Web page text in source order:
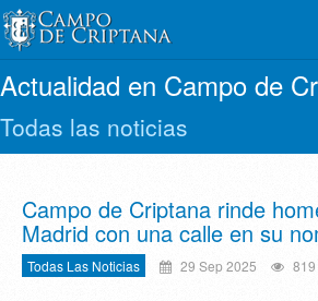
Actualidad en Campo de
Todas las noticias
Campo de Criptana rinde
Madrid con una calle en su
Todas Las Noticias 29 Sep 2025 819